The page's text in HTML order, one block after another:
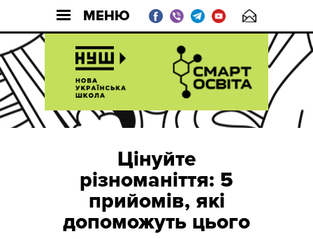
МЕНЮ
Цінуйте
різноманіття: 5
прийомів, які
допоможуть цього